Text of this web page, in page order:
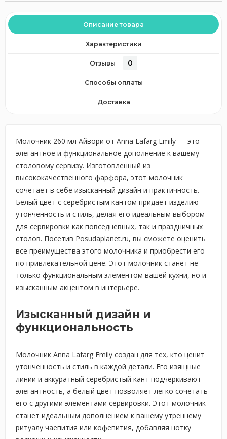
Описание товара
Характеристики
Отзывы 0
Способы оплаты
Доставка
Молочник 260 мл Айвори от Anna Lafarg Emily — это
элегантное и функциональное дополнение к вашему
столовому сервизу. Изготовленный из
высококачественного фарфора, этот молочник
сочетает в себе изысканный дизайн и практичность.
Белый цвет с серебристым кантом придает изделию
утонченность и стиль, делая его идеальным выбором
для сервировки как повседневных, так и праздничных
столов. Посетив Posudaplanet.ru, вы сможете оценить
все преимущества этого молочника и приобрести его
по привлекательной цене. Этот молочник станет не
только функциональным элементом вашей кухни, но и
изысканным акцентом в интерьере.
Изысканный дизайн и
функциональность
Молочник Anna Lafarg Emily создан для тех, кто ценит
утонченность и стиль в каждой детали. Его изящные
линии и аккуратный серебристый кант подчеркивают
элегантность, а белый цвет позволяет легко сочетать
его с другими элементами сервировки. Этот молочник
станет идеальным дополнением к вашему утреннему
ритуалу чаепития или кофепития, добавляя нотку